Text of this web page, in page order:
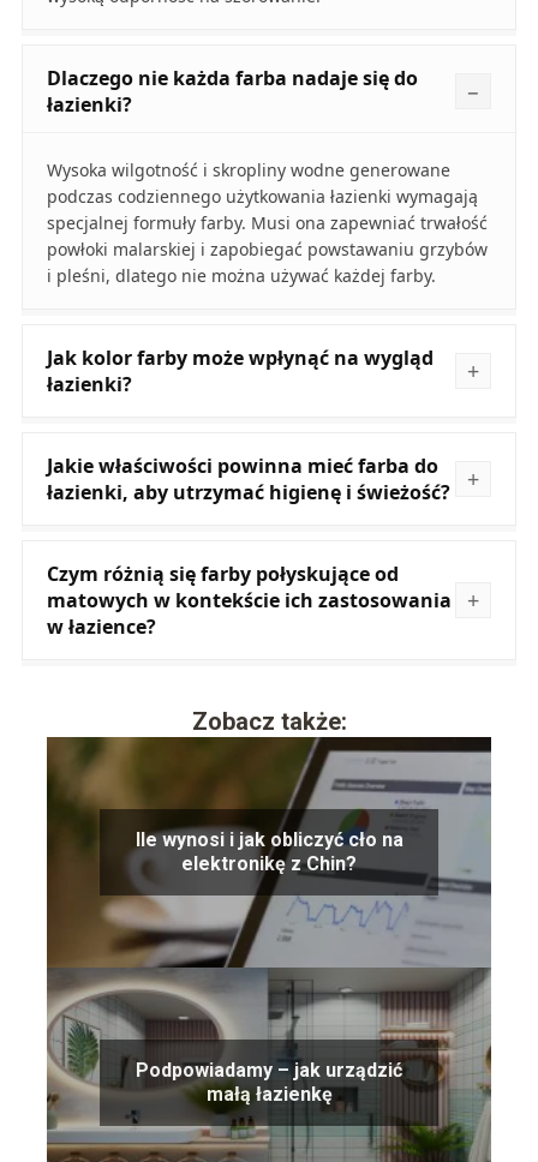
Dlaczego nie każda farba nadaje się do
łazienki?
Wysoka wilgotność i skropliny wodne generowane
podczas codziennego użytkowania łazienki wymagają
specjalnej formuły farby. Musi ona zapewniać trwałość
powłoki malarskiej i zapobiegać powstawaniu grzybów
i pleśni, dlatego nie można używać każdej farby.
Jak kolor farby może wpłynąć na wygląd
łazienki?
Jakie właściwości powinna mieć farba do
łazienki, aby utrzymać higienę i świeżość?
Czym różnią się farby połyskujące od
matowych w kontekście ich zastosowania
w łazience?
Zobacz także:
Ile wynosi i jak obliczyć cło na
elektronikę z Chin?
Podpowiadamy – jak urządzić
małą łazienkę